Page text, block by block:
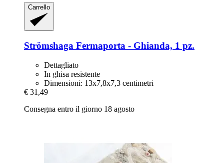
Carrello
Strömshaga Fermaporta -​ Ghianda, 1 pz.
Dettagliato
In ghisa resistente
Dimensioni: 13x7,8x7,3 centimetri
€ 31,49
Consegna entro il giorno 18 agosto